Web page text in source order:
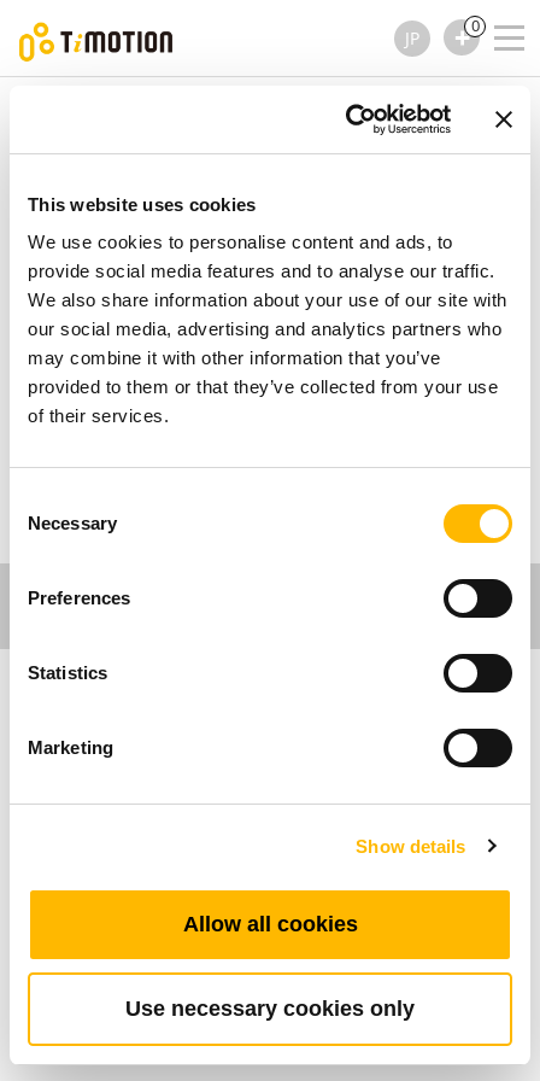
This website uses cookies
We use cookies to personalise content and ads, to
provide social media features and to analyse our traffic.
We also share information about your use of our site with
our social media, advertising and analytics partners who
may combine it with other information that you’ve
provided to them or that they’ve collected from your use
of their services.
Selection
Necessary
Preferences
Statistics
Marketing
Show details
Allow all cookies
Use necessary cookies only
JP
0
TFH17 シリーズ
TFH17 シリーズ
ハンドセット
Comfort Motion
主な特長
ダイレクトカット：利用可
使用温度範囲：+5°C~+45°C
メタリック仕上げ
充電用USBソケット